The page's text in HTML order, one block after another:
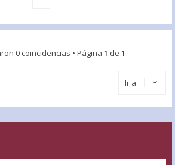
0 coincidencias • Página 1 de 1
Ir a